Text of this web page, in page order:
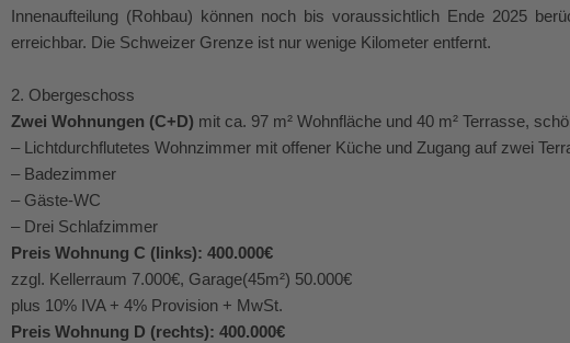
Innenaufteilung (Rohbau) können noch bis voraussichtlich Ende 2025
erreichbar. Die Schweizer Grenze ist nur wenige Kilometer entfernt.
2. Obergeschoss
Zwei Wohnungen (C+D) mit ca. 97 m² Wohnfläche und 40 m² Terrasse,
– Lichtdurchflutetes Wohnzimmer mit offener Küche und Zugang auf zwei
– Badezimmer
– Gäste-WC
– Drei Schlafzimmer
Preis Wohnung C (links): 400.000€
zzgl. Kellerraum 7.000€, Garage(45m²) 50.000€
plus 10% IVA + 4% Provision + MwSt.
Preis Wohnung D (rechts): 400.000€